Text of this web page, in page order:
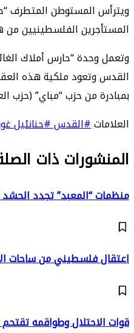
ويترأس المستوطن المتطرف
المستأجرين الفلسطينيين
بمبادرة من حزب “مباي” (حزب
العلامات#القدس#حنانئيل
المنشورات ذات
منظمات “المعبد” تجدد
اعتقال فلسطيني من ساحات
قوات الاحتلال وطواقمه